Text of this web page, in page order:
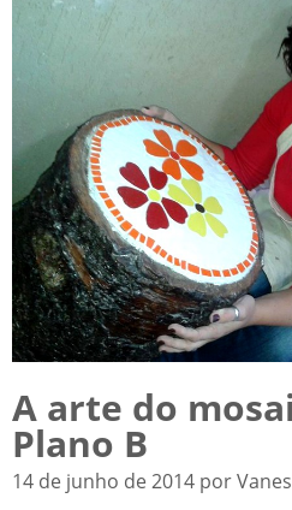
A arte do
Plano B
14 de junho de 2014 por